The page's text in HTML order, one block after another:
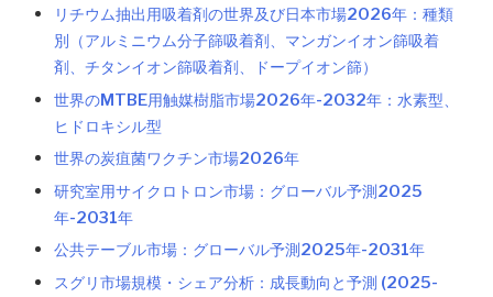
リチウム抽出用吸着剤の世界及び日本市場2026年：種類
別（アルミニウム分子篩吸着剤、マンガンイオン篩吸着
剤、チタンイオン篩吸着剤、ドープイオン篩）
世界のMTBE用触媒樹脂市場2026年-2032年：水素型、
ヒドロキシル型
世界の炭疽菌ワクチン市場2026年
研究室用サイクロトロン市場：グローバル予測2025
年-2031年
公共テーブル市場：グローバル予測2025年-2031年
スグリ市場規模・シェア分析：成長動向と予測 (2025-